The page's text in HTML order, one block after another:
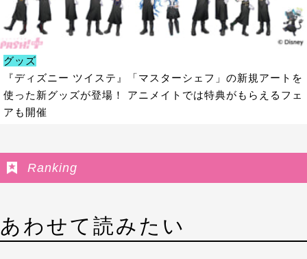
グッズ
『ディズニー ツイステ』「マスターシェフ」の新規アートを
使った新グッズが登場！ アニメイトでは特典がもらえるフェ
アも開催
Ranking
あわせて読みたい